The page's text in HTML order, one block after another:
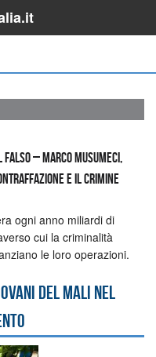
– Marco Musumeci,
e il crimine
ogni anno miliardi di
cui la criminalità
le loro operazioni.
del Mali nel